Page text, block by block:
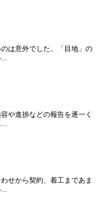
は意外でした。「目地」の
や進捗などの報告を逐一く
せから契約、着工まであま